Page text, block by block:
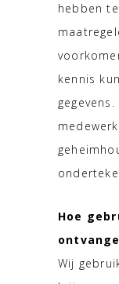
hebben
kennis
Hoe
Wij